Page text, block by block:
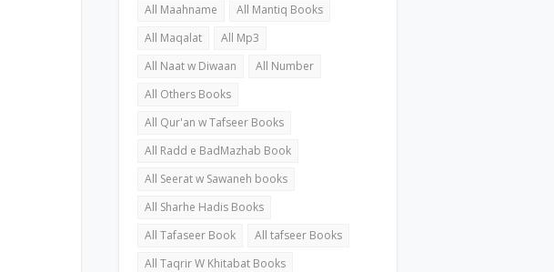
All Maahname
All Mantiq Books
All Maqalat
All Mp3
All Naat w Diwaan
All Number
All Others Books
All Qur'an w Tafseer Books
All Radd e BadMazhab Book
All Seerat w Sawaneh books
All Sharhe Hadis Books
All Tafaseer Book
All tafseer Books
All Taqrir W Khitabat Books